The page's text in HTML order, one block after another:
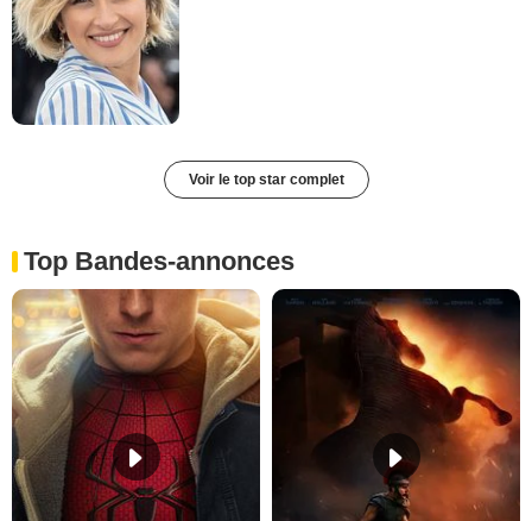
Voir le top star complet
Top Bandes-annonces